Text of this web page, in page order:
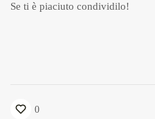
Se ti è piaciuto condividilo!
0